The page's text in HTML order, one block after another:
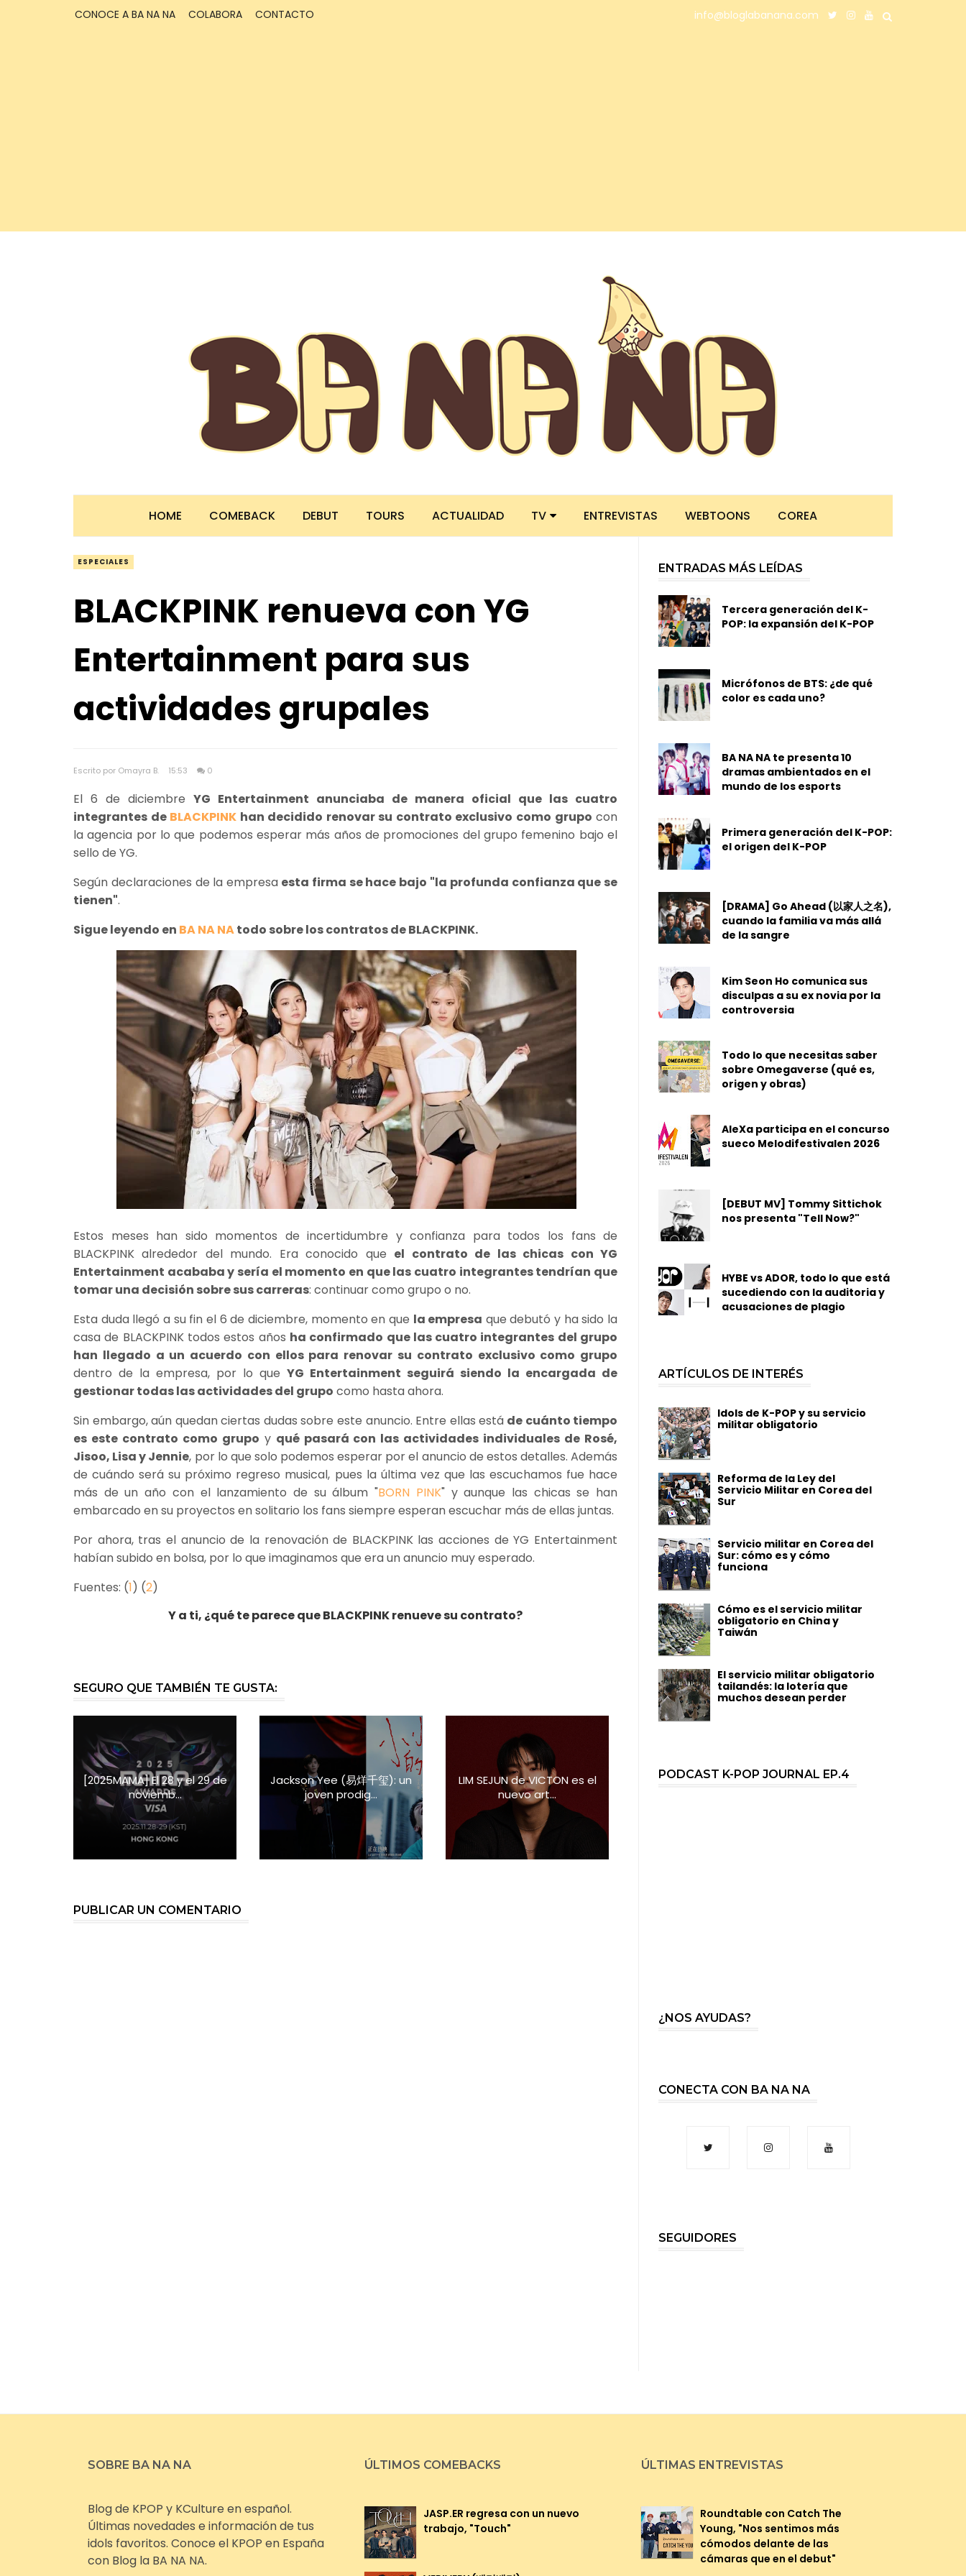
CONOCE A BA NA NA COLABORA CONTACTO info@bloglabanana.com
HOME COMEBACK DEBUT TOURS ACTUALIDAD TV ENTREVISTAS WEBTOONS COREA
ESPECIALES
BLACKPINK renueva con YG
Entertainment para sus
actividades grupales
Escrito por Omayra B. 15:53 0
El 6 de diciembreYG Entertainment anunciaba de manera oficial que las cuatro
integrantes de BLACKPINK han decidido renovar su contrato exclusivo como grupo con
la agencia por lo que podemos esperar más años de promociones del grupo femenino bajo el
sello de YG.
Según declaraciones de la empresa esta firma se hace bajo "la profunda confianza que se
tienen".
Sigue leyendo en BA NA NAtodo sobre los contratos de BLACKPINK.
Estos meses han sido momentos de incertidumbre y confianza para todos los fans de
BLACKPINK alrededor del mundo. Era conocido que el contrato de las chicas con YG
Entertainment acababa y sería el momento en que las cuatro integrantes tendrían que
tomar una decisión sobre sus carreras: continuar como grupo o no.
Esta duda llegó a su fin el 6 de diciembre, momento en que la empresa que debutó y ha sido la
casa de BLACKPINK todos estos años ha confirmado que las cuatro integrantes del grupo
han llegado a un acuerdo con ellos para renovar su contrato exclusivo como grupo
dentro de la empresa, por lo queYG Entertainment seguirá siendo la encargada de
gestionar todas las actividades del grupo como hasta ahora.
Sin embargo, aún quedan ciertas dudas sobre este anuncio. Entre ellas está de cuánto tiempo
es este contrato como grupo y qué pasará con las actividades individuales de Rosé,
Jisoo, Lisa y Jennie, por lo que solo podemos esperar por el anuncio de estos detalles. Además
de cuándo será su próximo regreso musical, pues la última vez que las escuchamos fue hace
más de un año con el lanzamiento de su álbum "BORN PINK" y aunque las chicas se han
embarcado en su proyectos en solitario los fans siempre esperan escuchar más de ellas juntas.
Por ahora, tras el anuncio de la renovación de BLACKPINK las acciones de YG Entertainment
habían subido en bolsa, por lo que imaginamos que era un anuncio muy esperado.
Fuentes: (1) (2)
Y a ti, ¿qué te parece que BLACKPINK renueve su contrato?
SEGURO QUE TAMBIÉN TE GUSTA:
[2025MAMA] El 28 y el 29 de
noviemb...
Jackson Yee (易烊千玺): un
joven prodig...
LIM SEJUN de VICTON es el
nuevo art...
PUBLICAR UN COMENTARIO
ENTRADAS MÁS LEÍDAS
Tercera generación del K-
POP: la expansión del K-POP
Micrófonos de BTS: ¿de qué
color es cada uno?
BA NA NA te presenta 10
dramas ambientados en el
mundo de los esports
Primera generación del K-POP:
el origen del K-POP
[DRAMA] Go Ahead (以家人之名),
cuando la familia va más allá
de la sangre
Kim Seon Ho comunica sus
disculpas a su ex novia por la
controversia
Todo lo que necesitas saber
sobre Omegaverse (qué es,
origen y obras)
AleXa participa en el concurso
sueco Melodifestivalen 2026
[DEBUT MV] Tommy Sittichok
nos presenta "Tell Now?"
HYBE vs ADOR, todo lo que está
sucediendo con la auditoria y
acusaciones de plagio
ARTÍCULOS DE INTERÉS
Idols de K-POP y su servicio
militar obligatorio
Reforma de la Ley del
Servicio Militar en Corea del
Sur
Servicio militar en Corea del
Sur: cómo es y cómo
funciona
Cómo es el servicio militar
obligatorio en China y
Taiwán
El servicio militar obligatorio
tailandés: la lotería que
muchos desean perder
PODCAST K-POP JOURNAL EP.4
¿NOS AYUDAS?
CONECTA CON BA NA NA
SEGUIDORES
SOBRE BA NA NA
Blog de KPOP y KCulture en español.
Últimas novedades e información de tus
idols favoritos. Conoce el KPOP en España
con Blog la BA NA NA.
ÚLTIMOS COMEBACKS
JASP.ER regresa con un nuevo
trabajo, "Touch"
ÚLTIMAS ENTREVISTAS
Roundtable con Catch The
Young, "Nos sentimos más
cómodos delante de las
cámaras que en el debut"